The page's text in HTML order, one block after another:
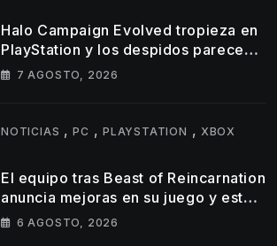
Halo Campaign Evolved tropieza en
PlayStation y los despidos parecen
golpear al estudio tras un
7 AGOSTO, 2026
NOTICIAS ,PC ,PLAYSTATION , XBOX
El equipo tras Beast of Reincarnation
anuncia mejoras en su juego y estos
son los primeros cambios que
6 AGOSTO, 2026